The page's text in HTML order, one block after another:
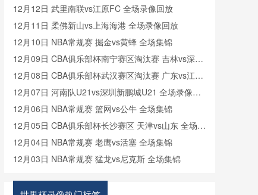
12月12日 武里南联vs江原FC 全场录像回放
12月11日 柔佛新山vs上海海港 全场录像回放
12月10日 NBA常规赛 掘金vs黄蜂 全场集锦
12月09日 CBA俱乐部杯南宁赛区淘汰赛 吉林vs深圳
全场录像回放
12月08日 CBA俱乐部杯武汉赛区淘汰赛 广东vs江苏
全场录像回放
12月07日 河南队U21vs深圳新鹏城U21 全场录像回
放
12月06日 NBA常规赛 篮网vs公牛 全场集锦
12月05日 CBA俱乐部杯长沙赛区 天津vs山东 全场录
像回放
12月04日 NBA常规赛 老鹰vs活塞 全场集锦
12月03日 NBA常规赛 猛龙vs尼克斯 全场集锦